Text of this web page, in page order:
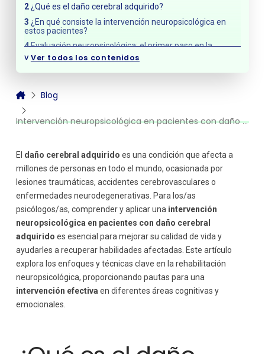
¿Qué es el daño cerebral adquirido?
¿En qué consiste la intervención neuropsicológica en
estos pacientes?
Evaluación neuropsicológica: el primer paso en la
intervención
1. Rehabilitación de la memoria
3. Entrenamiento en funciones ejecutivas
5. Reentrenamiento en habilidades de la vida diaria
La importancia del entorno familiar y social
˅Ver todos los contenidos
Blog
Intervención neuropsicológica en pacientes con daño cerebral adquirido
El daño cerebral adquirido es una condición que afecta a
millones de personas en todo el mundo, ocasionada por
lesiones traumáticas, accidentes cerebrovasculares o
enfermedades neurodegenerativas. Para los/as
psicólogos/as, comprender y aplicar una intervención
neuropsicológica en pacientes con daño cerebral
adquirido es esencial para mejorar su calidad de vida y
ayudarles a recuperar habilidades afectadas. Este artículo
explora los enfoques y técnicas clave en la rehabilitación
neuropsicológica, proporcionando pautas para una
intervención efectiva en diferentes áreas cognitivas y
emocionales.